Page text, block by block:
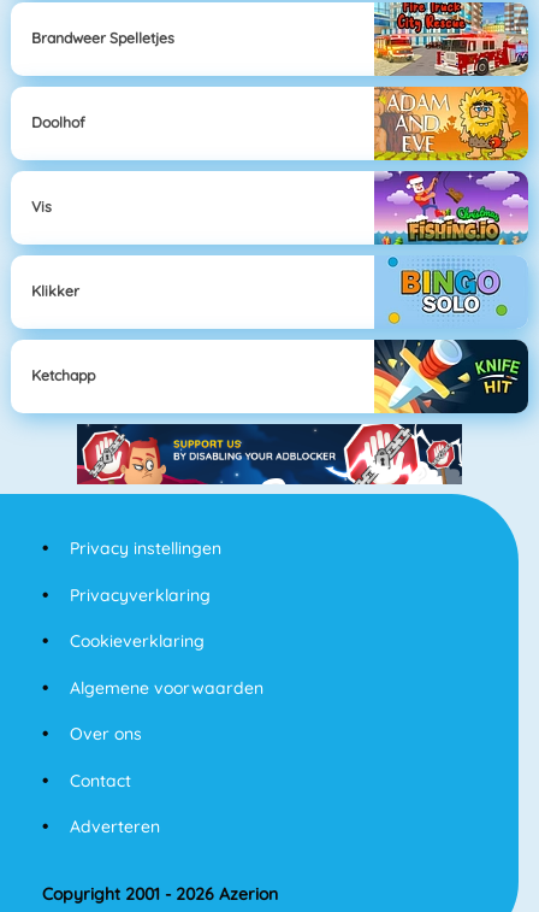
Brandweer Spelletjes
Doolhof
Vis
Klikker
Ketchapp
Privacy instellingen
Privacyverklaring
Cookieverklaring
Algemene voorwaarden
Over ons
Contact
Adverteren
Copyright 2001 - 2026 Azerion